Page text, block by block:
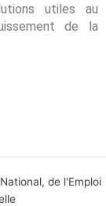
utiles au
de la
de l'Emploi